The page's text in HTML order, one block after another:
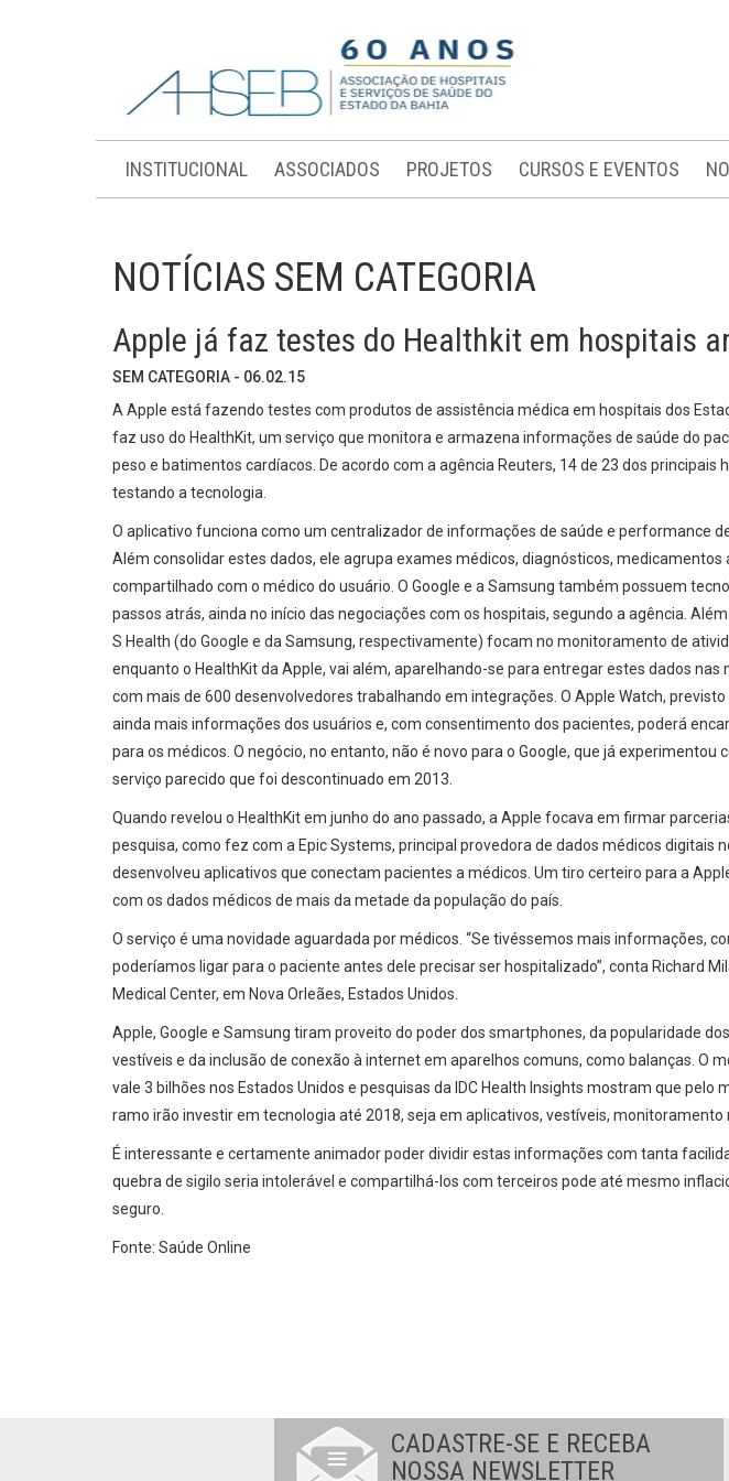
INSTITUCIONAL ASSOCIADOS PROJETOS CURSOS E EVENTOS
NOTÍCIAS SEM CATEGORIA
Apple já faz testes do Healthkit em hospitais
SEM CATEGORIA - 06.02.15
A Apple está fazendo testes com produtos de assistência médica em hospitais dos
faz uso do HealthKit, um serviço que monitora e armazena informações de saúde do
peso e batimentos cardíacos. De acordo com a agência Reuters, 14 de 23 dos principais
testando a tecnologia.
O aplicativo funciona como um centralizador de informações de saúde e performance
Além consolidar estes dados, ele agrupa exames médicos, diagnósticos, medicamentos
compartilhado com o médico do usuário. O Google e a Samsung também possuem
passos atrás, ainda no início das negociações com os hospitais, segundo a agência.
S Health (do Google e da Samsung, respectivamente) focam no monitoramento de
enquanto o HealthKit da Apple, vai além, aparelhando-se para entregar estes dados nas
com mais de 600 desenvolvedores trabalhando em integrações. O Apple Watch,
ainda mais informações dos usuários e, com consentimento dos pacientes, poderá
para os médicos. O negócio, no entanto, não é novo para o Google, que já experimentou
serviço parecido que foi descontinuado em 2013.
Quando revelou o HealthKit em junho do ano passado, a Apple focava em firmar
pesquisa, como fez com a Epic Systems, principal provedora de dados médicos digitais
desenvolveu aplicativos que conectam pacientes a médicos. Um tiro certeiro para a
com os dados médicos de mais da metade da população do país.
O serviço é uma novidade aguardada por médicos. “Se tivéssemos mais informações,
poderíamos ligar para o paciente antes dele precisar ser hospitalizado”, conta Richard
Medical Center, em Nova Orleães, Estados Unidos.
Apple, Google e Samsung tiram proveito do poder dos smartphones, da popularidade
vestíveis e da inclusão de conexão à internet em aparelhos comuns, como balanças. O
vale 3 bilhões nos Estados Unidos e pesquisas da IDC Health Insights mostram que pelo
ramo irão investir em tecnologia até 2018, seja em aplicativos, vestíveis, monitoramento
É interessante e certamente animador poder dividir estas informações com tanta
quebra de sigilo seria intolerável e compartilhá-los com terceiros pode até mesmo
seguro.
Fonte: Saúde Online
CADASTRE-SE E RECEBA
NOSSA NEWSLETTER